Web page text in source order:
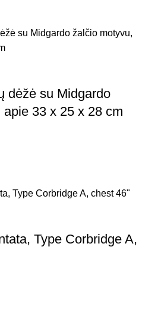
dėžė su Midgardo
33 x 25 x 28 cm
Type Corbridge A,